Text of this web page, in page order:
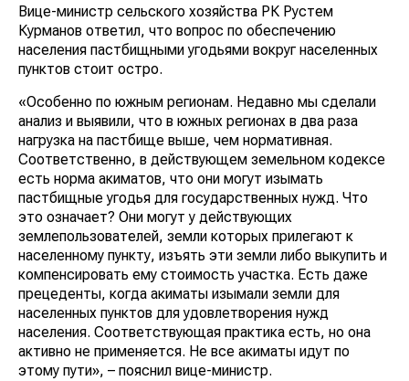
Вице-министр сельского хозяйства РК Рустем
Курманов ответил, что вопрос по обеспечению
населения пастбищными угодьями вокруг населенных
пунктов стоит остро.
«Особенно по южным регионам. Недавно мы сделали
анализ и выявили, что в южных регионах в два раза
нагрузка на пастбище выше, чем нормативная.
Соответственно, в действующем земельном кодексе
есть норма акиматов, что они могут изымать
пастбищные угодья для государственных нужд. Что
это означает? Они могут у действующих
землепользователей, земли которых прилегают к
населенному пункту, изъять эти земли либо выкупить и
компенсировать ему стоимость участка. Есть даже
прецеденты, когда акиматы изымали земли для
населенных пунктов для удовлетворения нужд
населения. Соответствующая практика есть, но она
активно не применяется. Не все акиматы идут по
этому пути», – пояснил вице-министр.